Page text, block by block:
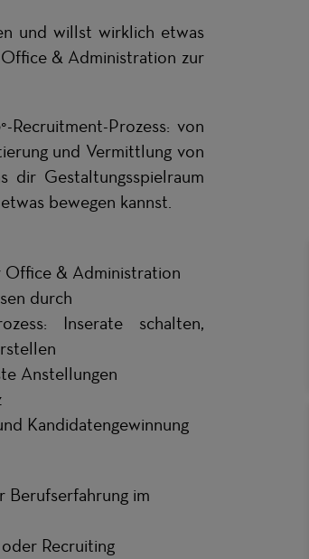
und willst wirklich etwas
& Administration zur
Prozess: von
und Vermittlung von
dir Gestaltungsspielraum
bewegen kannst.
Office & Administration
durch
Inserate schalten,
Anstellungen
Kandidatengewinnung
Berufserfahrung im
Recruiting